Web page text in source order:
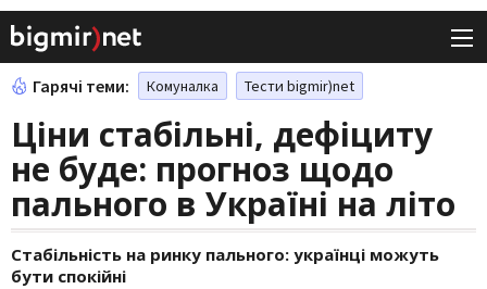
Гарячі теми: Комуналка Тести bigmir)net
Ціни стабільні, дефіциту
не буде: прогноз щодо
пального в Україні на літо
Стабільність на ринку пального: українці можуть
бути спокійні